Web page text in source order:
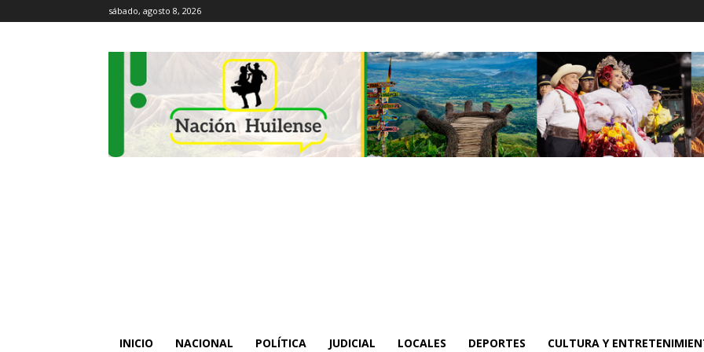
sábado, agosto 8, 2026
INICIO NACIONAL POLÍTICA JUDICIAL LOCALES DEPORTES CULTURA Y